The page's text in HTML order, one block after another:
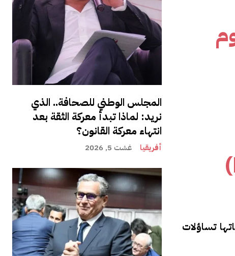
المجلس الوطني للصحافة.. الذي
نريد: لماذا تبدأ معركة الثقة بعد
انتهاء معركة القانون؟
أفريقيا غشت 5, 2026
تحمل في طياتها تساؤلات